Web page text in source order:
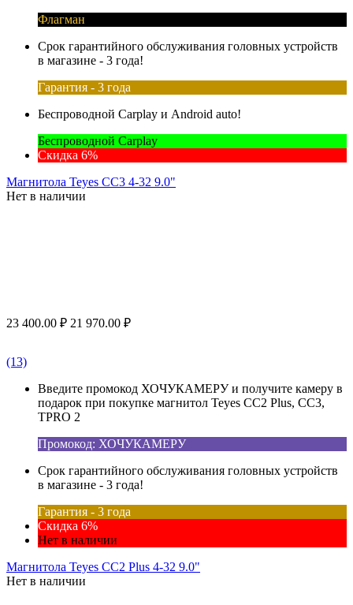
Флагман
Срок гарантийного обслуживания головных устройств
в магазине - 3 года!
Гарантия - 3 года
Беспроводной Carplay и Android auto!
Беспроводной Carplay
Скидка 6%
Магнитола Teyes CC3 4-32 9.0"
Нет в наличии
23 400.00 ₽ 21 970.00 ₽
(13)
Введите промокод ХОЧУКАМЕРУ и получите камеру в
подарок при покупке магнитол Teyes CC2 Plus, CC3,
TPRO 2
Промокод: ХОЧУКАМЕРУ
Срок гарантийного обслуживания головных устройств
в магазине - 3 года!
Гарантия - 3 года
Скидка 6%
Нет в наличии
Магнитола Teyes CC2 Plus 4-32 9.0"
Нет в наличии